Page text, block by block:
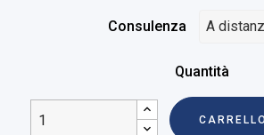
Consulenza
Quantità
CARRELLO